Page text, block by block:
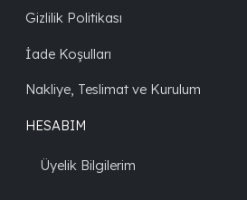
Gizlilik Politikası
İade Koşulları
Nakliye, Teslimat ve Kurulum
HESABIM
Üyelik Bilgilerim